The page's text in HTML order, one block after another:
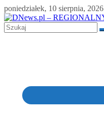
Skip
to
content
poniedziałek, 10 sierpnia, 2026